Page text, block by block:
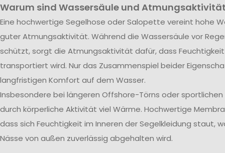
Warum sind Wassersäule und
Eine hochwertige Segelhose oder Salopette vereint hohe
guter Atmungsaktivität. Während die Wassersäule vor
schützt, sorgt die Atmungsaktivität dafür, dass
transportiert wird. Nur das Zusammenspiel beider
langfristigen Komfort auf dem Wasser.
Insbesondere bei längeren Offshore-Törns oder
durch körperliche Aktivität viel Wärme. Hochwertige
dass sich Feuchtigkeit im Inneren der Segelkleidung staut,
Nässe von außen zuverlässig abgehalten wird.